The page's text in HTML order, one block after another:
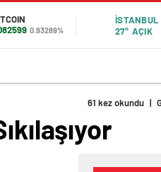
0.93289%
İSTANBUL
27° AÇIK
61 kez okundu |